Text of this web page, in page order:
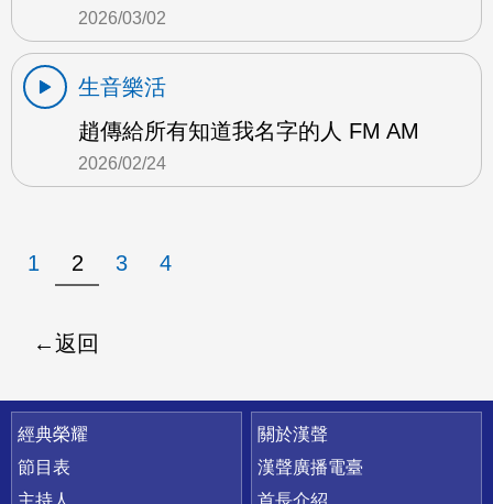
2026/03/02
生音樂活
趙傳給所有知道我名字的人 FM AM
2026/02/24
1 2 3 4
返回
快速連結
經典榮耀
節目表
主持人
關於漢聲
漢聲廣播電臺
首長介紹